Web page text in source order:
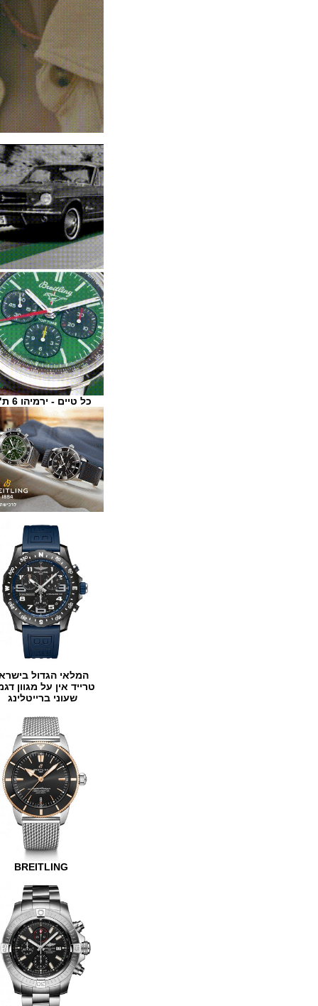
כל טיים - ירמיהו 6 ת"א
המלאי הגדול בישראל
טרייד אין על מגוון דגמים
שעוני ברייטלינג
BREITLING